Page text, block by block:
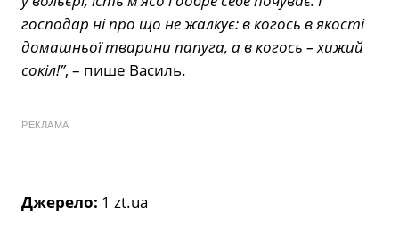
господар ні про що не жалкує: в когось в якості
домашньої тварини папуга, а в когось – хижий
сокіл!”, – пише Василь.
РЕКЛАМА
Джерело: 1 zt.ua